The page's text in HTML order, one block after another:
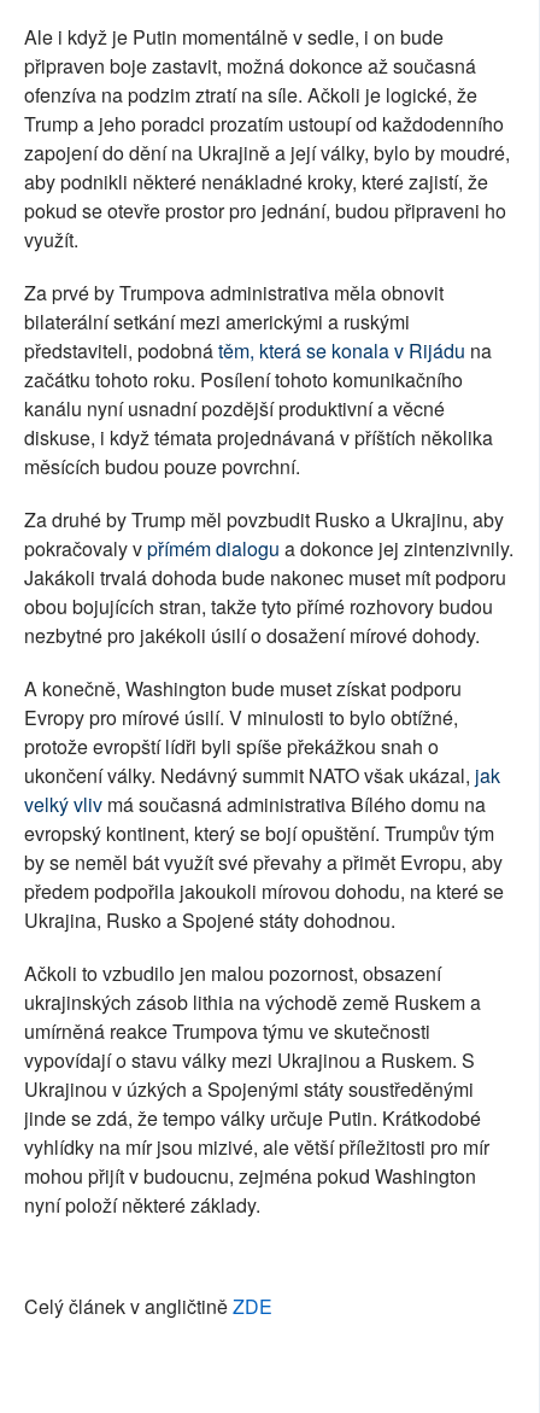
Ale i když je Putin momentálně v sedle, i on bude
připraven boje zastavit, možná dokonce až současná
ofenzíva na podzim ztratí na síle. Ačkoli je logické, že
Trump a jeho poradci prozatím ustoupí od každodenního
zapojení do dění na Ukrajině a její války, bylo by moudré,
aby podnikli některé nenákladné kroky, které zajistí, že
pokud se otevře prostor pro jednání, budou připraveni ho
využít.
Za prvé by Trumpova administrativa měla obnovit
bilaterální setkání mezi americkými a ruskými
představiteli, podobnátěm, která se konala v Rijádu na
začátku tohoto roku. Posílení tohoto komunikačního
kanálu nyní usnadní pozdější produktivní a věcné
diskuse, i když témata projednávaná v příštích několika
měsících budou pouze povrchní.
Za druhé by Trump měl povzbudit Rusko a Ukrajinu, aby
pokračovaly vpřímém dialogu a dokonce jej zintenzivnily.
Jakákoli trvalá dohoda bude nakonec muset mít podporu
obou bojujících stran, takže tyto přímé rozhovory budou
nezbytné pro jakékoli úsilí o dosažení mírové dohody.
A konečně, Washington bude muset získat podporu
Evropy pro mírové úsilí. V minulosti to bylo obtížné,
protože evropští lídři byli spíše překážkou snah o
ukončení války. Nedávný summit NATO však ukázal, jak
velký vliv má současná administrativa Bílého domu na
evropský kontinent, který se bojí opuštění. Trumpův tým
by se neměl bát využít své převahy a přimět Evropu, aby
předem podpořila jakoukoli mírovou dohodu, na které se
Ukrajina, Rusko a Spojené státy dohodnou.
Ačkoli to vzbudilo jen malou pozornost, obsazení
ukrajinských zásob lithia na východě země Ruskem a
umírněná reakce Trumpova týmu ve skutečnosti
vypovídají o stavu války mezi Ukrajinou a Ruskem. S
Ukrajinou v úzkých a Spojenými státy soustředěnými
jinde se zdá, že tempo války určuje Putin. Krátkodobé
vyhlídky na mír jsou mizivé, ale větší příležitosti pro mír
mohou přijít v budoucnu, zejména pokud Washington
nyní položí některé základy.
Celý článek v angličtiněZDE